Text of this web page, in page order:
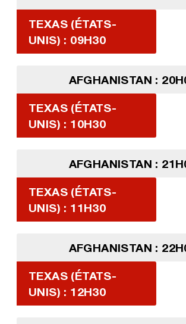
TEXAS (ÉTATS-
UNIS) : 09H30
AFGHANISTAN :
TEXAS (ÉTATS-
UNIS) : 10H30
AFGHANISTAN :
TEXAS (ÉTATS-
UNIS) : 11H30
AFGHANISTAN :
TEXAS (ÉTATS-
UNIS) : 12H30